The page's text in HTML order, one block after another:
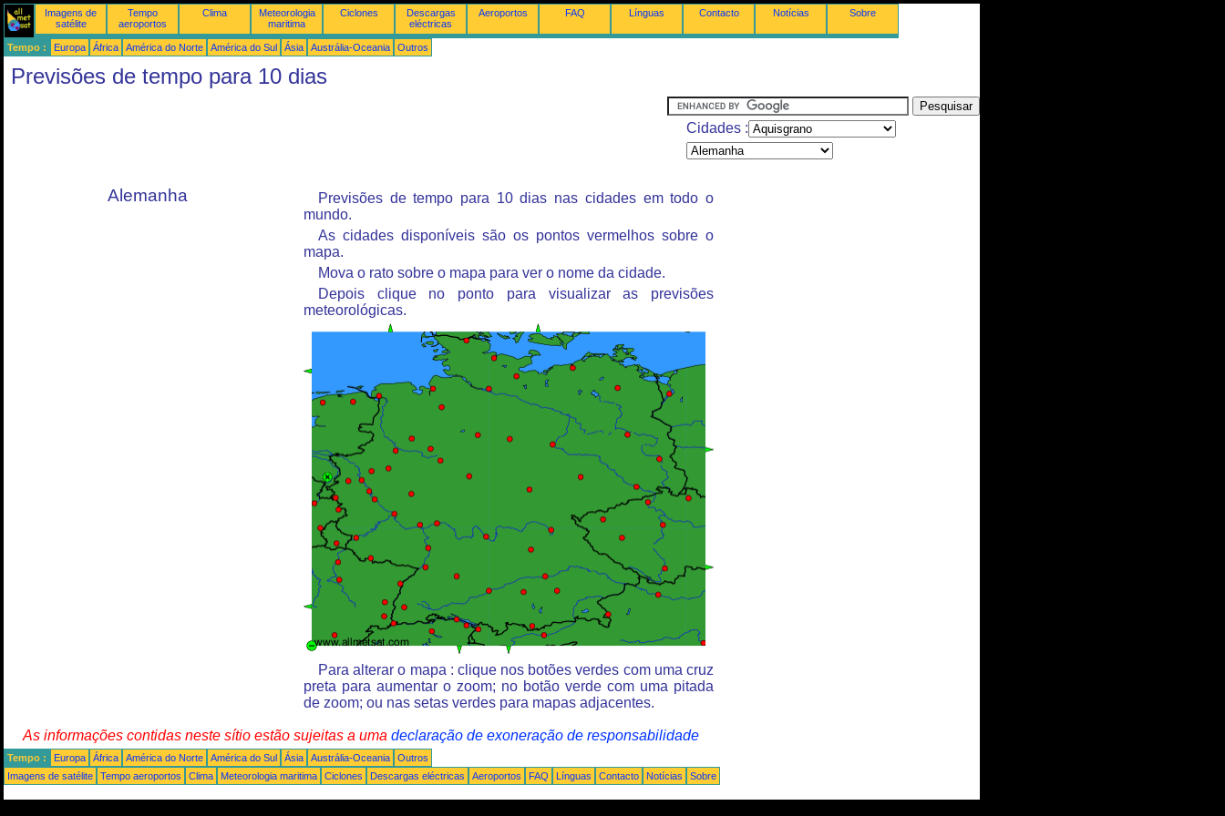
Imagens de
satélite
Tempo
aeroportos
Clima
Meteorologia
maritima
Ciclones
Descargas
eléctricas
Aeroportos FAQ Línguas Contacto Notícias Sobre
Tempo : Europa África América do Norte América do Sul Ásia Austrália-Oceania Outros
Previsões de tempo para 10 dias
Cidades :
Alemanha
Previsões de tempo para 10 dias nas cidades em todo o
mundo.
As cidades disponíveis são os pontos vermelhos sobre o
mapa.
Mova o rato sobre o mapa para ver o nome da cidade.
Depois clique no ponto para visualizar as previsões
meteorológicas.
Para alterar o mapa : clique nos botões verdes com uma cruz
preta para aumentar o zoom; no botão verde com uma pitada
de zoom; ou nas setas verdes para mapas adjacentes.
As informações contidas neste sítio estão sujeitas a uma declaração de exoneração de responsabilidade
Tempo : Europa África América do Norte América do Sul Ásia Austrália-Oceania
Outros
Imagens de satélite
Tempo aeroportos Clima Meteorologia maritima Ciclones Descargas eléctricas Aeroportos FAQ Línguas Contacto Notícias Sobre